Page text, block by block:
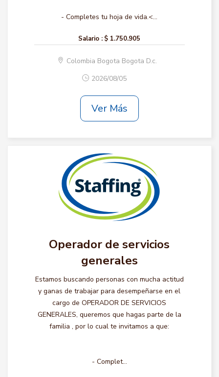
- Completes tu hoja de vida.<...
Salario : $ 1.750.905
Colombia Bogota Bogota D.c.
2026/08/05
Ver Más
Operador de servicios
generales
Estamos buscando personas con mucha actitud
y ganas de trabajar para desempeñarse en el
cargo de OPERADOR DE SERVICIOS
GENERALES, queremos que hagas parte de la
familia , por lo cual te invitamos a que:
- Complet...